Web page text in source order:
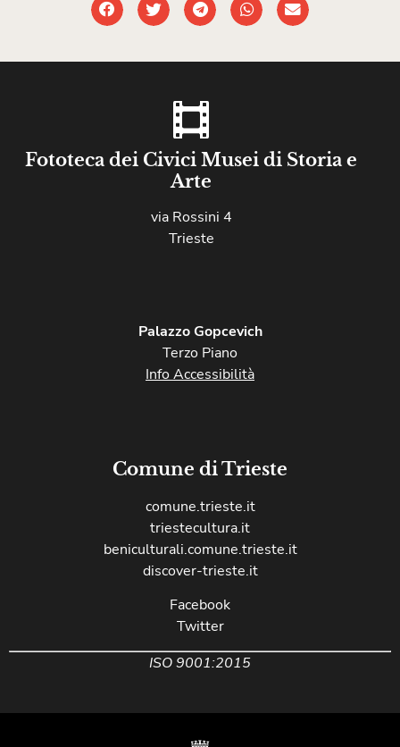
Fototeca dei Civici Musei di Storia e
Arte
via Rossini 4
Trieste
Palazzo Gopcevich
Terzo Piano
Info Accessibilità
Comune di Trieste
comune.trieste.it
triestecultura.it
beniculturali.comune.trieste.it
discover-trieste.it
Facebook
Twitter
ISO 9001:2015